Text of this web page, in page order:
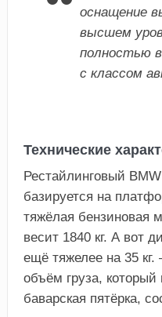
оснащение
высшем
полностью
с классом
Технические
Рестайлинговый
базируется на
тяжёлая бензиновая
весит 1840 кг. А вот
ещё тяжелее на 35
объём груза,
баварская пятёрка,